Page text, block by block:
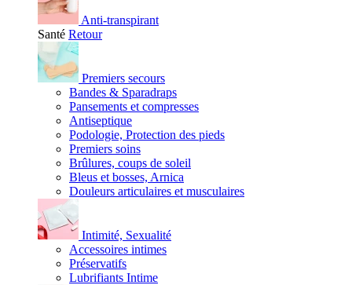
Anti-transpirant
Santé Retour
Premiers secours
Bandes & Sparadraps
Pansements et compresses
Antiseptique
Podologie, Protection des pieds
Premiers soins
Brûlures, coups de soleil
Bleus et bosses, Arnica
Douleurs articulaires et musculaires
Intimité, Sexualité
Accessoires intimes
Préservatifs
Lubrifiants Intime